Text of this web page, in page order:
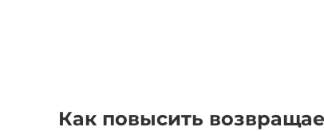
Как повысить